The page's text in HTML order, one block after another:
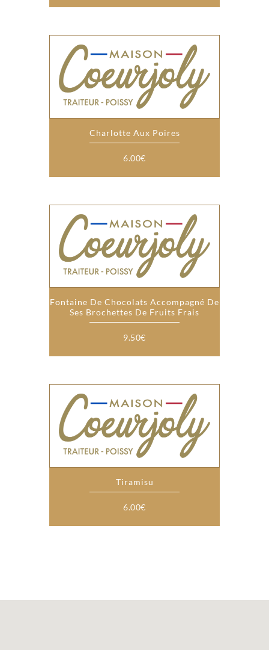
Charlotte Aux Poires
6.00€
Fontaine De Chocolats Accompagné De
Ses Brochettes De Fruits Frais
9.50€
Tiramisu
6.00€